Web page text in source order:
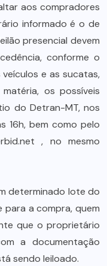
aos compradores
informado é o de
presencial devem
conforme o
e as sucatas,
os possíveis
do Detran-MT, nos
16h, bem como pelo
, no mesmo
determinado lote do
para a compra, quem
que o proprietário
a documentação
sendo leiloado.